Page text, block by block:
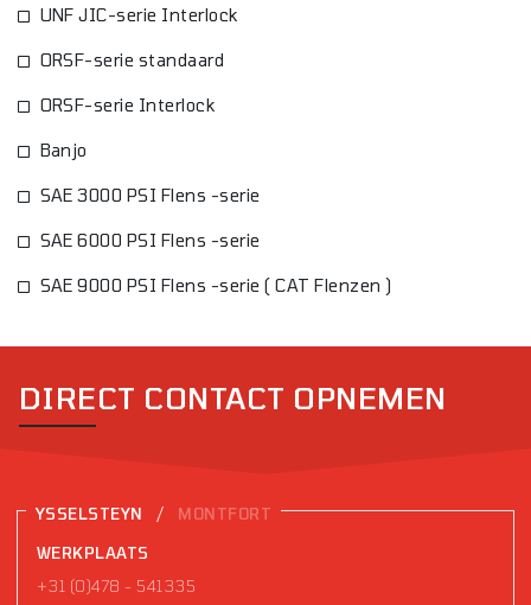
UNF JIC-serie Interlock
ORSF-serie standaard
ORSF-serie Interlock
Banjo
SAE 3000 PSI Flens -serie
SAE 6000 PSI Flens -serie
SAE 9000 PSI Flens -serie ( CAT Flenzen )
DIRECT CONTACT OPNEMEN
YSSELSTEYN / MONTFORT
WERKPLAATS
+31 (0)478 - 541335